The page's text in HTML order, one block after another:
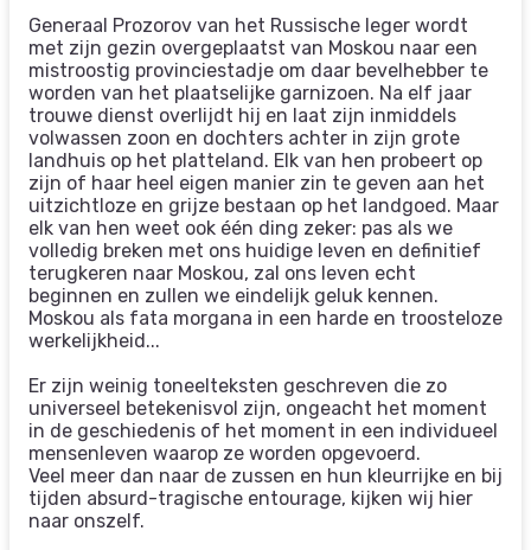
Generaal Prozorov van het Russische leger wordt
met zijn gezin overgeplaatst van Moskou naar een
mistroostig provinciestadje om daar bevelhebber te
worden van het plaatselijke garnizoen. Na elf jaar
trouwe dienst overlijdt hij en laat zijn inmiddels
volwassen zoon en dochters achter in zijn grote
landhuis op het platteland. Elk van hen probeert op
zijn of haar heel eigen manier zin te geven aan het
uitzichtloze en grijze bestaan op het landgoed. Maar
elk van hen weet ook één ding zeker: pas als we
volledig breken met ons huidige leven en definitief
terugkeren naar Moskou, zal ons leven echt
beginnen en zullen we eindelijk geluk kennen.
Moskou als fata morgana in een harde en troosteloze
werkelijkheid...
Er zijn weinig toneelteksten geschreven die zo
universeel betekenisvol zijn, ongeacht het moment
in de geschiedenis of het moment in een individueel
mensenleven waarop ze worden opgevoerd.
Veel meer dan naar de zussen en hun kleurrijke en bij
tijden absurd-tragische entourage, kijken wij hier
naar onszelf.